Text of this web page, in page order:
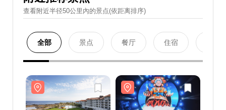
查看附近半径50公里內的景点(依距离排序)
全部 景点 餐厅 住宿